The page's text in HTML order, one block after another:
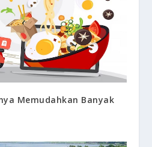
Memudahkan Banyak